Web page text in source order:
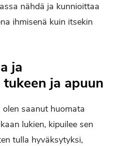
nähdä ja kunnioittaa
ihmisenä kuin itsekin
ja
ja apuun
saanut huomata
lukien, kipuilee sen
tulla hyväksytyksi,